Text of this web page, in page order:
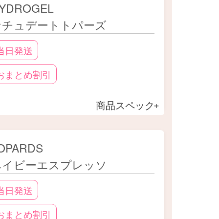
ュデートトパーズ
日発送
まとめ割引
商品スペック
ビーエスプレッソ
日発送
まとめ割引